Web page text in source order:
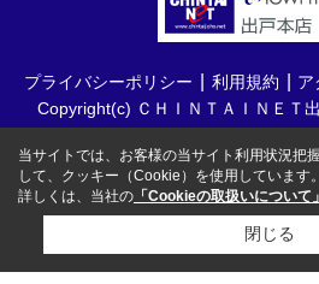
プライバシーポリシー 利用規約 ア
Copyright(c) ＣＨＩＮＴＡＩＮＥＴ
当サイトでは、お客様の当サイト利用状況把
して、クッキー（Cookie）を使用しています。
詳しくは、当社の 「Cookieの取扱いについて」
閉じる